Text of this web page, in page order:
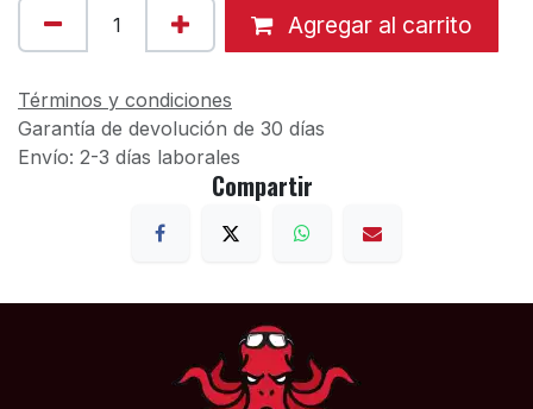
Agregar al carrito
Términos y condiciones
Garantía de devolución de 30 días
Envío: 2-3 días laborales
Compartir